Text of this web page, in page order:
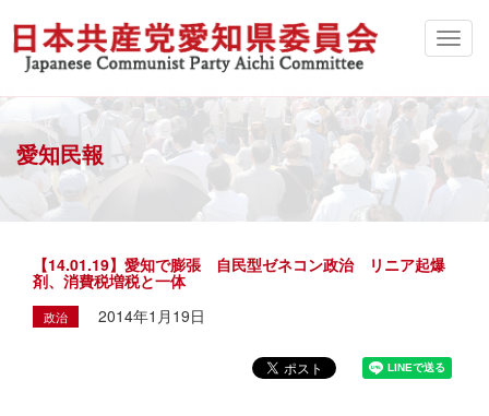
愛知民報
【14.01.19】愛知で膨張 自民型ゼネコン政治 リニア起爆
剤、消費税増税と一体
政治 2014年1月19日